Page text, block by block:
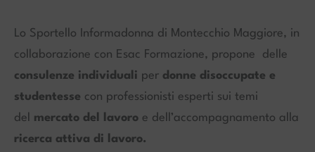
Lo Sportello Informadonna di Montecchio Maggiore, in
collaborazione con Esac Formazione, propone delle
consulenze individuali per donne disoccupate e
studentesse con professionisti esperti sui temi
del
mercato del lavoro e dell’accompagnamento alla
ricerca attiva di lavoro.